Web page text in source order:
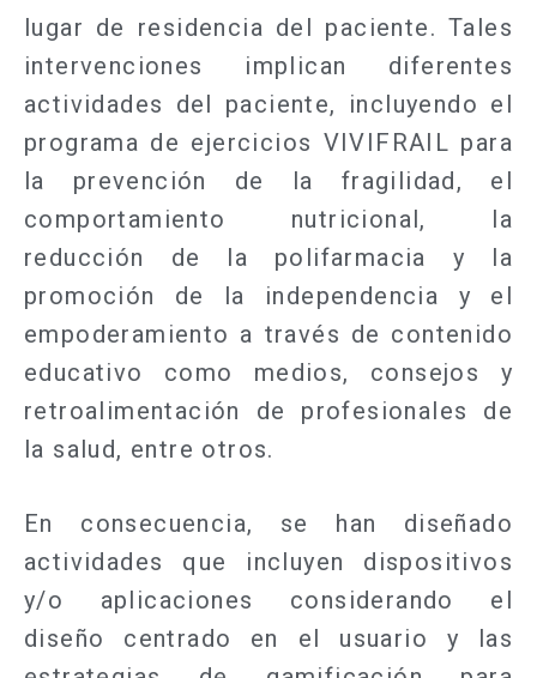
lugar de residencia del paciente. Tales
intervenciones implican diferentes
actividades del paciente, incluyendo el
programa de ejercicios VIVIFRAIL para
la prevención de la fragilidad, el
comportamiento nutricional, la
reducción de la polifarmacia y la
promoción de la independencia y el
empoderamiento a través de contenido
educativo como medios, consejos y
retroalimentación de profesionales de
la salud, entre otros.
En consecuencia, se han diseñado
actividades que incluyen dispositivos
y/o aplicaciones considerando el
diseño centrado en el usuario y las